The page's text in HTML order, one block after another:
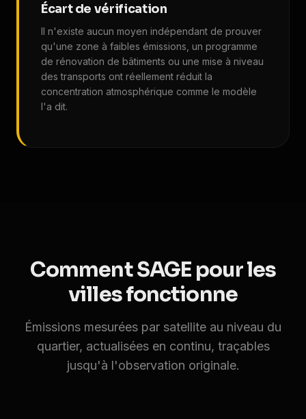
Écart de vérification
Il n'existe aucun moyen indépendant de prouver
qu'une zone à faibles émissions, un programme
de rénovation de bâtiments ou une mise à niveau
des transports ont réellement réduit la
concentration atmosphérique comme le modèle
l'a dit.
Comment SAGE pour les
villes fonctionne
Émissions mesurées par satellite au niveau du
quartier, actualisées en continu, traçables
jusqu'à l'observation originale.